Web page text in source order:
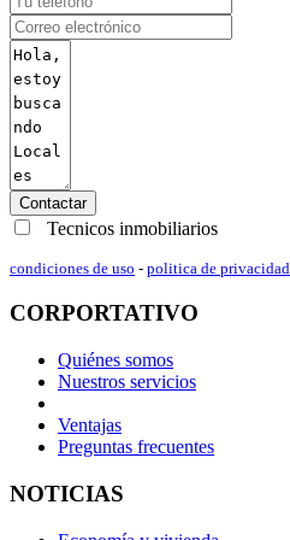
Contactar
Tecnicos inmobiliarios
condiciones de uso - politica de privacidad
CORPORTATIVO
Quiénes somos
Nuestros servicios
Ventajas
Preguntas frecuentes
NOTICIAS